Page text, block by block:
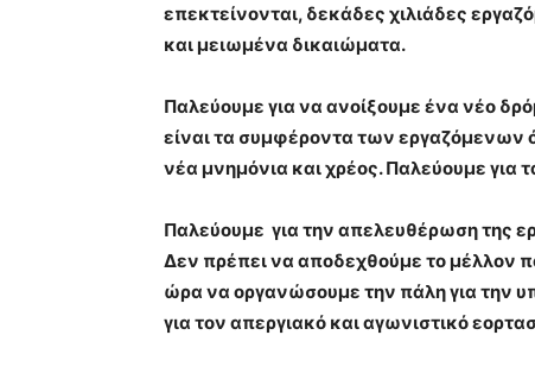
επεκτείνονται, δεκάδες χιλιάδες
και μειωμένα δικαιώματα.
Παλεύουμε για να ανοίξουμε ένα νέο
είναι τα συμφέροντα των εργαζόμενων
νέα μνημόνια και χρέος. Παλεύουμε για
Παλεύουμε για την απελευθέρωση της
Δεν πρέπει να αποδεχθούμε το μέλλον
ώρα να οργανώσουμε την πάλη για την
για τον απεργιακό και αγωνιστικό